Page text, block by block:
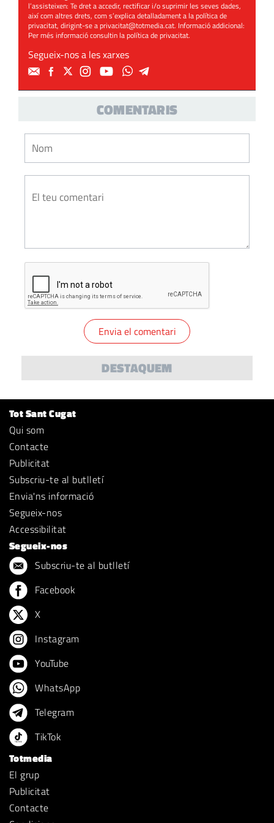
l’assisteixen: Te dret a accedir, rectificar i/o suprimir les seves dades,
així com altres drets, com s’explica detalladament a la política de
privacitat, dirigint-se aprivacitat@totmedia.cat. Informació addicional:
Per més informació consultin lapolítica de privacitat.
Segueix-nos a les xarxes
COMENTARIS
DESTAQUEM
Tot Sant Cugat
Qui som
Contacte
Publicitat
Subscriu-te al butlletí
Envia'ns informació
Segueix-nos
Accessibilitat
Segueix-nos
Subscriu-te al butlletí
Facebook
X
Instagram
YouTube
WhatsApp
Telegram
TikTok
Totmedia
El grup
Publicitat
Contacte